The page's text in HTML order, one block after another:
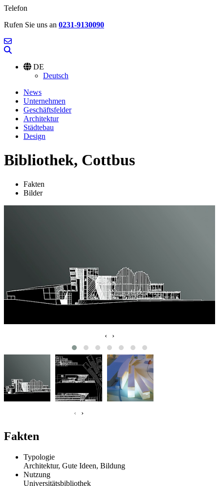
Telefon
Rufen Sie uns an 0231-9130090
DE
Deutsch
News
Unternehmen
Geschäftsfelder
Architektur
Städtebau
Design
Bibliothek, Cottbus
Fakten
Bilder
‹ ›
‹ ›
Fakten
Typologie
Architektur, Gute Ideen, Bildung
Nutzung
Universitätsbibliothek